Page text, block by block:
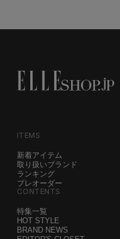
ITEMS
新着アイテム
取り扱いブランド
ランキング
プレオーダー
CONTENTS
特集一覧
HOT STYLE
BRAND NEWS